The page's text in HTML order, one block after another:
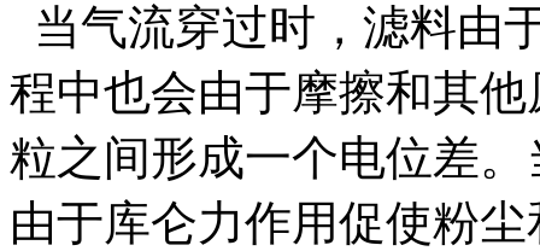
当气流穿过时，滤料由
程中也会由于摩擦和其
粒之间形成一个电位差
由于库仑力作用促使粉